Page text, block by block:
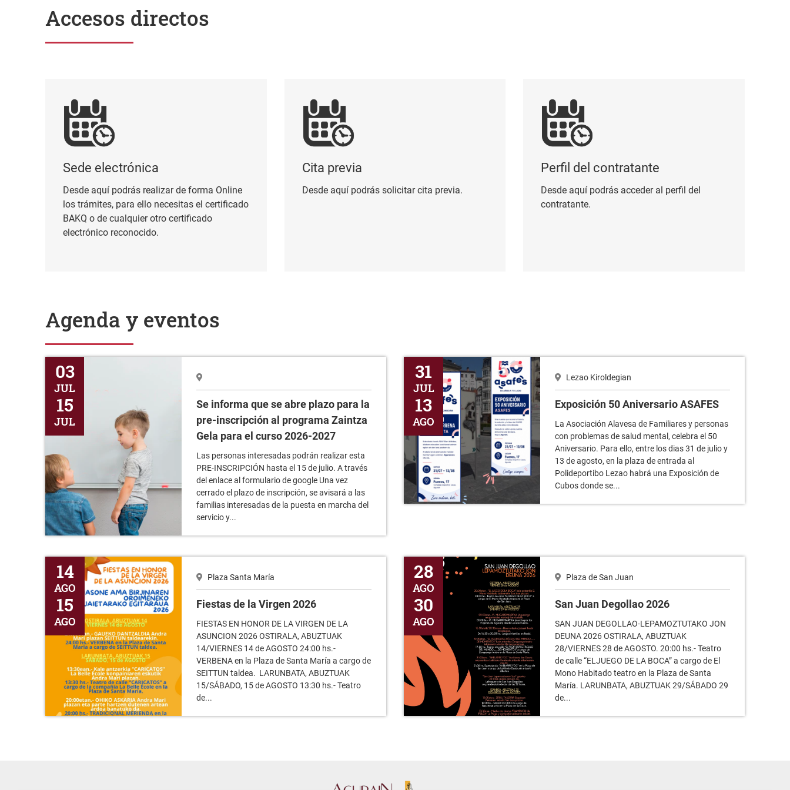
Accesos directos
Sede electrónica
Desde aquí podrás realizar de forma Online
los trámites, para ello necesitas el certificado
BAKQ o de cualquier otro certificado
electrónico reconocido.
Cita previa
Desde aquí podrás solicitar cita previa.
Perfil del contratante
Desde aquí podrás acceder al perfil del
contratante.
Agenda y eventos
Se informa que se abre plazo para la pre-inscripción al programa Zaintza Gela para el curso 2026-2027
03
JUL
15
JUL
Se informa que se abre plazo para la
pre-inscripción al programa Zaintza
Gela para el curso 2026-2027
Las personas interesadas podrán realizar esta
PRE-INSCRIPCIÓN hasta el 15 de julio. A través
del enlace al formulario de google Una vez
cerrado el plazo de inscripción, se avisará a las
familias interesadas de la puesta en marcha del
servicio y...
Exposición 50 Aniversario ASAFES
31
JUL
13
AGO
Lezao Kiroldegian
Exposición 50 Aniversario ASAFES
La Asociación Alavesa de Familiares y personas
con problemas de salud mental, celebra el 50
Aniversario. Para ello, entre los dias 31 de julio y
13 de agosto, en la plaza de entrada al
Polideportibo Lezao habrá una Exposición de
Cubos donde se...
Fiestas de la Virgen 2026
14
AGO
15
AGO
Plaza Santa María
Fiestas de la Virgen 2026
FIESTAS EN HONOR DE LA VIRGEN DE LA
ASUNCION 2026 OSTIRALA, ABUZTUAK
14/VIERNES 14 de AGOSTO 24:00 hs.-
VERBENA en la Plaza de Santa María a cargo de
SEITTUN taldea. LARUNBATA, ABUZTUAK
15/SÁBADO, 15 de AGOSTO 13:30 hs.- Teatro
de...
San Juan Degollao 2026
28
AGO
30
AGO
Plaza de San Juan
San Juan Degollao 2026
SAN JUAN DEGOLLAO-LEPAMOZTUTAKO JON
DEUNA 2026 OSTIRALA, ABUZTUAK
28/VIERNES 28 de AGOSTO. 20:00 hs.- Teatro
de calle “ELJUEGO DE LA BOCA” a cargo de El
Mono Habitado teatro en la Plaza de Santa
María. LARUNBATA, ABUZTUAK 29/SÁBADO 29
de...